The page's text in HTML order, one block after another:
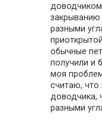
закрыванию
разными
обычные
получили и
моя
считаю, что
доводчика,
разными